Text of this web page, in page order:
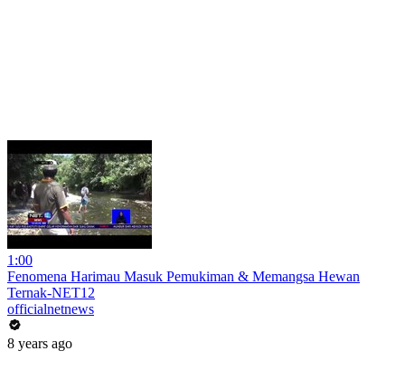
1:00
Fenomena Harimau Masuk Pemukiman & Memangsa Hewan
Ternak-NET12
officialnetnews
8 years ago